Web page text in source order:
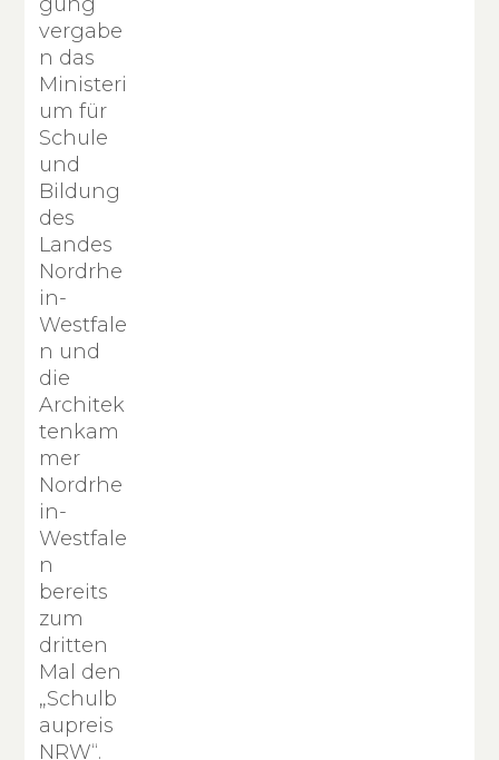
vergabe
n das
Ministeri
um für
Schule
und
Bildung
des
Landes
Nordrhe
in-
Westfale
n und
die
Architek
tenkam
mer
Nordrhe
in-
Westfale
n
bereits
zum
dritten
Mal den
„Schulb
aupreis
NRW“.